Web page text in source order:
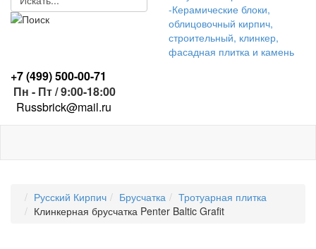
+7 (499)500-00-71
Пн - Пт / 9:00-18:00
Russbrick@mail.ru
Русский Кирпич Брусчатка
Тротуарная плитка
Клинкерная брусчатка Penter Baltic Grafit